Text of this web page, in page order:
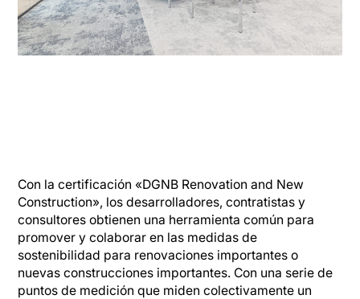
Con la certificación «DGNB Renovation and New
Construction», los desarrolladores, contratistas y
consultores obtienen una herramienta común para
promover y colaborar en las medidas de
sostenibilidad para renovaciones importantes o
nuevas construcciones importantes. Con una serie de
puntos de medición que miden colectivamente un